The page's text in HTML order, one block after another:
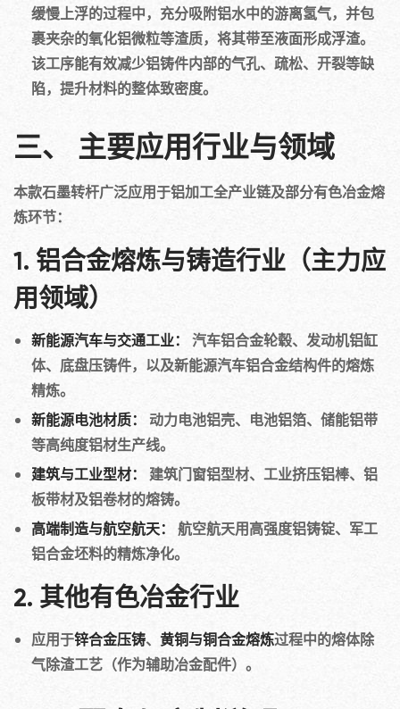
缓慢上浮的过程中，充分吸附铝水中的游离氢气，并包
裹夹杂的氧化铝微粒等渣质，将其带至液面形成浮渣。
该工序能有效减少铝铸件内部的气孔、疏松、开裂等缺
陷，提升材料的整体致密度。
三、 主要应用行业与领域
本款石墨转杆广泛应用于铝加工全产业链及部分有色冶金熔
炼环节：
1. 铝合金熔炼与铸造行业（主力应
用领域）
新能源汽车与交通工业：
汽车铝合金轮毂、发动机铝缸
体、底盘压铸件，以及新能源汽车铝合金结构件的熔炼
精炼。
新能源电池材质：
动力电池铝壳、电池铝箔、储能铝带
等高纯度铝材生产线。
建筑与工业型材：
建筑门窗铝型材、工业挤压铝棒、铝
板带材及铝卷材的熔铸。
高端制造与航空航天：
航空航天用高强度铝铸锭、军工
铝合金坯料的精炼净化。
2. 其他有色冶金行业
应用于锌合金压铸、 黄铜与铜合金熔炼过程中的熔体除
气除渣工艺（作为辅助冶金配件）。